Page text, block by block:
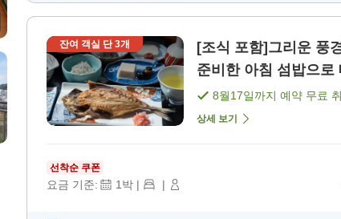
잔여 객실 단3개
[조식 포함]그리운 풍
준비한 아침 섬밥으로
8월17일까지 예약 무료
상세 보기
선착순 쿠폰
요금 기준: 1박 | |